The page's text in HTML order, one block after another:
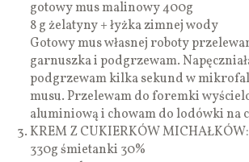
gotowy mus malinowy 400g
8 g żelatyny + łyżka zimnej wody
Gotowy mus własnej roboty
garnuszka i podgrzewam.
podgrzewam kilka sekund w
musu. Przelewam do foremki
aluminiową i chowam do lodówki na
KREM Z CUKIERKÓW MICHAŁKÓW:
330g śmietanki 30%